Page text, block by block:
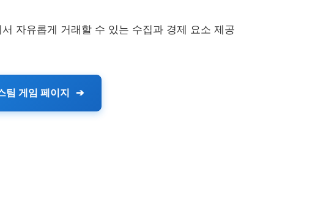
자유롭게 거래할 수 있는 수집과 경제 요소 제공
팀 게임 페이지